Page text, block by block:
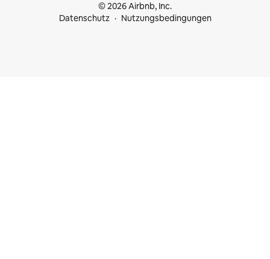
© 2026 Airbnb, Inc.
Datenschutz
Nutzungsbedingungen